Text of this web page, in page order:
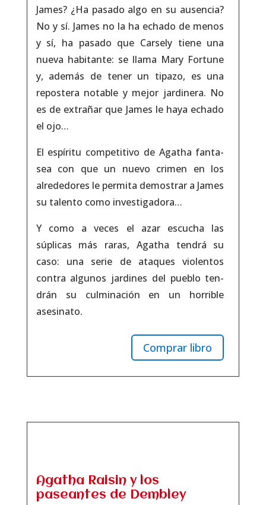
James? ¿Ha pasado algo en su ausencia?
No y sí. James no la ha echado de menos
y sí, ha pasado que Carsely tiene una
nueva habitan­te: se llama Mary Fortune
y, además de tener un tipazo, es una
repostera notable y mejor jardinera. No
es de extrañar que James le haya echado
el ojo…
El espíritu competitivo de Agatha fanta­
sea con que un nuevo crimen en los
alrede­dores le permita demostrar a James
su talen­to como investigadora…
Y como a veces el azar escucha las
súplicas más raras, Agatha tendrá su
caso: una serie de ataques violen­tos
contra algunos jardines del pueblo ten­
drán su culminación en un horrible
asesinato.
Comprar libro
Agatha Raisin y los
paseantes de Dembley